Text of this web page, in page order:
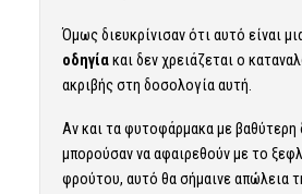
Όμως διευκρίνισαν ότι αυτό είναι
οδηγίακαι δεν χρειάζεται ο
ακριβής στη δοσολογία αυτή.
Αν και τα φυτοφάρμακα με βαθύτερη
μπορούσαν να αφαιρεθούν με το
φρούτου, αυτό θα σήμαινε απώλεια